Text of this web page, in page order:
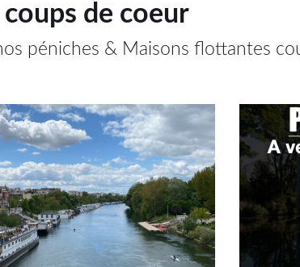
coups de coeur
péniches & Maisons flottantes